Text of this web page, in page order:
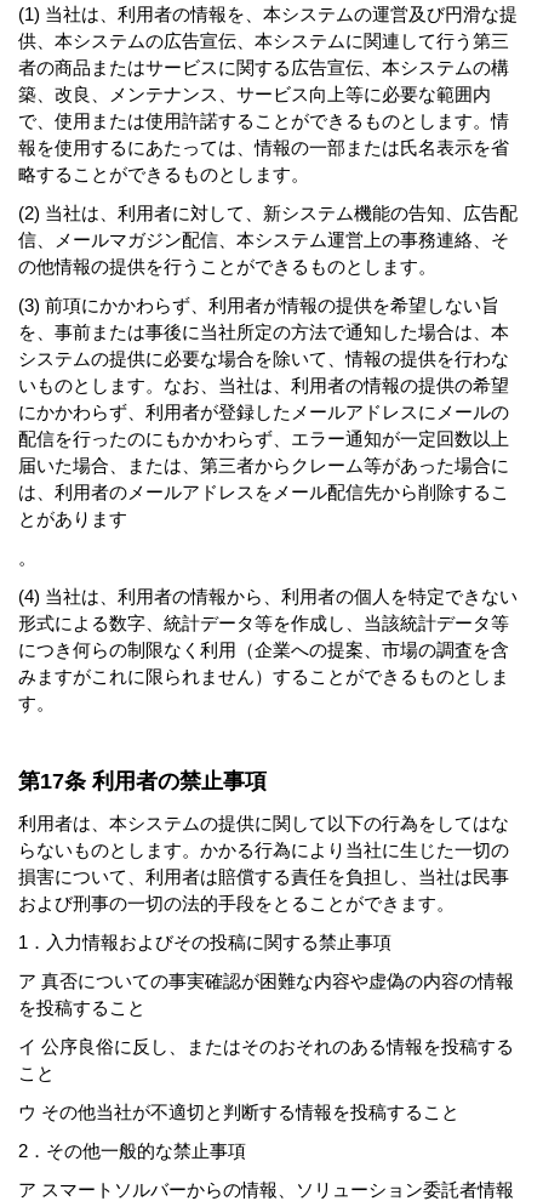
(1) 当社は、利用者の情報を、本システムの運営及び円滑な提
供、本システムの広告宣伝、本システムに関連して行う第三
者の商品またはサービスに関する広告宣伝、本システムの構
築、改良、メンテナンス、サービス向上等に必要な範囲内
で、使用または使用許諾することができるものとします。情
報を使用するにあたっては、情報の一部または氏名表示を省
略することができるものとします。
(2) 当社は、利用者に対して、新システム機能の告知、広告配
信、メールマガジン配信、本システム運営上の事務連絡、そ
の他情報の提供を行うことができるものとします。
(3) 前項にかかわらず、利用者が情報の提供を希望しない旨
を、事前または事後に当社所定の方法で通知した場合は、本
システムの提供に必要な場合を除いて、情報の提供を行わな
いものとします。なお、当社は、利用者の情報の提供の希望
にかかわらず、利用者が登録したメールアドレスにメールの
配信を行ったのにもかかわらず、エラー通知が一定回数以上
届いた場合、または、第三者からクレーム等があった場合に
は、利用者のメールアドレスをメール配信先から削除するこ
とがあります
。
(4) 当社は、利用者の情報から、利用者の個人を特定できない
形式による数字、統計データ等を作成し、当該統計データ等
につき何らの制限なく利用（企業への提案、市場の調査を含
みますがこれに限られません）することができるものとしま
す。
第17条 利用者の禁止事項
利用者は、本システムの提供に関して以下の行為をしてはな
らないものとします。かかる行為により当社に生じた一切の
損害について、利用者は賠償する責任を負担し、当社は民事
および刑事の一切の法的手段をとることができます。
1．入力情報およびその投稿に関する禁止事項
ア 真否についての事実確認が困難な内容や虚偽の内容の情報
を投稿すること
イ 公序良俗に反し、またはそのおそれのある情報を投稿する
こと
ウ その他当社が不適切と判断する情報を投稿すること
2．その他一般的な禁止事項
ア スマートソルバーからの情報、ソリューション委託者情報